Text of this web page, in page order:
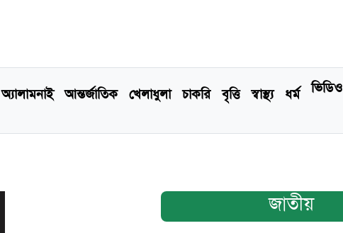
অ্যালামনাই আন্তর্জাতিক খেলাধুলা চাকরি বৃত্তি স্বাস্থ্য ধর্ম ভিডিও
জাতীয়